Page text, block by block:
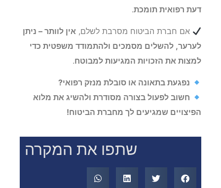
דעת רפואית תומכת.
אם חברת הביטוח מסרבת לשלם,אין לוותר – ניתן
לערער, להשלים מסמכים ולהתמודד משפטית כדי
למצות את הזכויות המגיעות למבוטח.
נפגעת בתאונה או סובלת מנזק רפואי?
חשוב לפעול בצורה מסודרת ולהשיג את מלוא
הפיצויים שמגיעים לך מחברת הביטוח!
שתפו את המקרה